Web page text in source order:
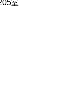
室